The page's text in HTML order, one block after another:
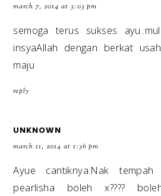
march 7, 2014 at 3:03 pm
semoga terus sukses
insyaAllah dengan berkat
maju
reply
UNKNOWN
march 11, 2014 at 1:36 pm
Ayue cantiknya.Nak
pearlisha boleh x????